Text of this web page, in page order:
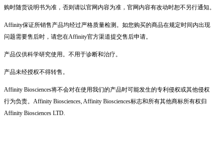
购时随货说明书为准，否则请以官网内容为准，官网内容有改动时恕不另行通知。
Affinity保证所销售产品均经过严格质量检测。如您购买的商品在规定时间内出现
问题需要售后时，请您在Affinity官方渠道提交售后申请。
产品仅供科学研究使用。不用于诊断和治疗。
产品未经授权不得转售。
Affinity Biosciences将不会对在使用我们的产品时可能发生的专利侵权或其他侵权
行为负责。Affinity Biosciences, Affinity Biosciences标志和所有其他商标所有权归
Affinity Biosciences LTD.